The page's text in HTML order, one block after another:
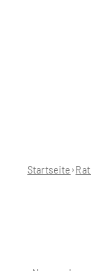
Startseite